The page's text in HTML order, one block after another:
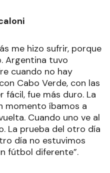
me hizo sufrir, porque
Argentina tuvo
cuando no hay
Cabo Verde, con las
fácil, fue más duro. La
momento íbamos a
Cuando uno ve al
La prueba del otro día
día no estuvimos
fútbol diferente”.